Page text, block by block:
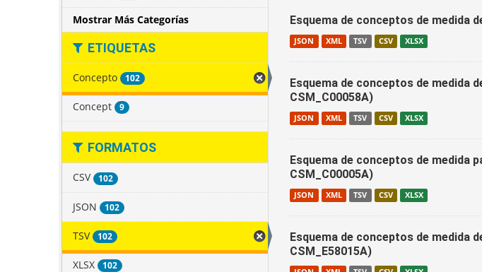
Mostrar Más Categorías
ETIQUETAS
Concepto 102
Concept 9
FORMATOS
CSV 102
JSON 102
TSV 102
XLSX 102
Esquema de conceptos de medida
JSON XML TSV CSV XLSX
Esquema de conceptos de medida
CSM_C00058A)
JSON XML TSV CSV XLSX
Esquema de conceptos de medida
CSM_C00005A)
JSON XML TSV CSV XLSX
Esquema de conceptos de medida
CSM_E58015A)